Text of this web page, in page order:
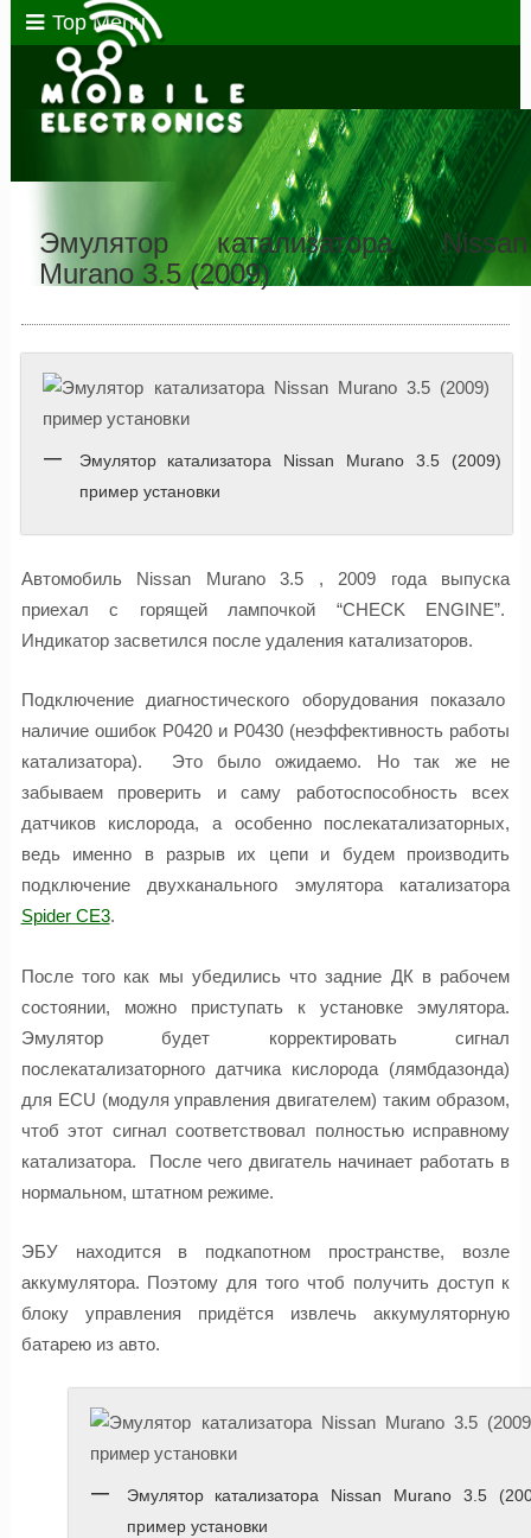
Top Menu
Эмулятор катализатора Nissan
Murano 3.5 (2009)
Эмулятор катализатора Nissan Murano 3.5 (2009)
пример установки
Автомобиль Nissan Murano 3.5 , 2009 года выпуска
приехал с горящей лампочкой “CHECK ENGINE”.
Индикатор засветился после удаления катализаторов.
Подключение диагностического оборудования показало
наличие ошибок Р0420 и Р0430 (неэффективность работы
катализатора). Это было ожидаемо. Но так же не
забываем проверить и саму работоспособность всех
датчиков кислорода, а особенно послекатализаторных,
ведь именно в разрыв их цепи и будем производить
подключение двухканального эмулятора катализатора
Spider CE3.
После того как мы убедились что задние ДК в рабочем
состоянии, можно приступать к установке эмулятора.
Эмулятор будет корректировать сигнал
послекатализаторного датчика кислорода (лямбдазонда)
для ECU (модуля управления двигателем) таким образом,
чтоб этот сигнал соответствовал полностью исправному
катализатора. После чего двигатель начинает работать в
нормальном, штатном режиме.
ЭБУ находится в подкапотном пространстве, возле
аккумулятора. Поэтому для того чтоб получить доступ к
блоку управления придётся извлечь аккумуляторную
батарею из авто.
Эмулятор катализатора Nissan Murano 3.5
пример установки